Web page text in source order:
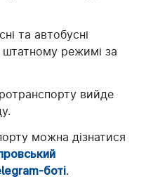
та автобусні
режимі за
вийде
можна дізнатися
боті.